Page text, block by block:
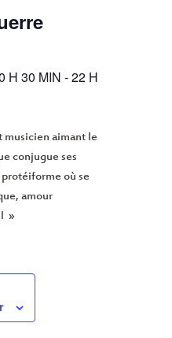
H 30 MIN -22 H
musicien aimant le
conjugue ses
protéiforme où se
amour
»